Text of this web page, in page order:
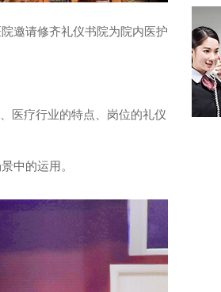
邀‬请修齐礼仪书院为院内医护
医疗行业的特点、岗位的礼仪
中的运用。